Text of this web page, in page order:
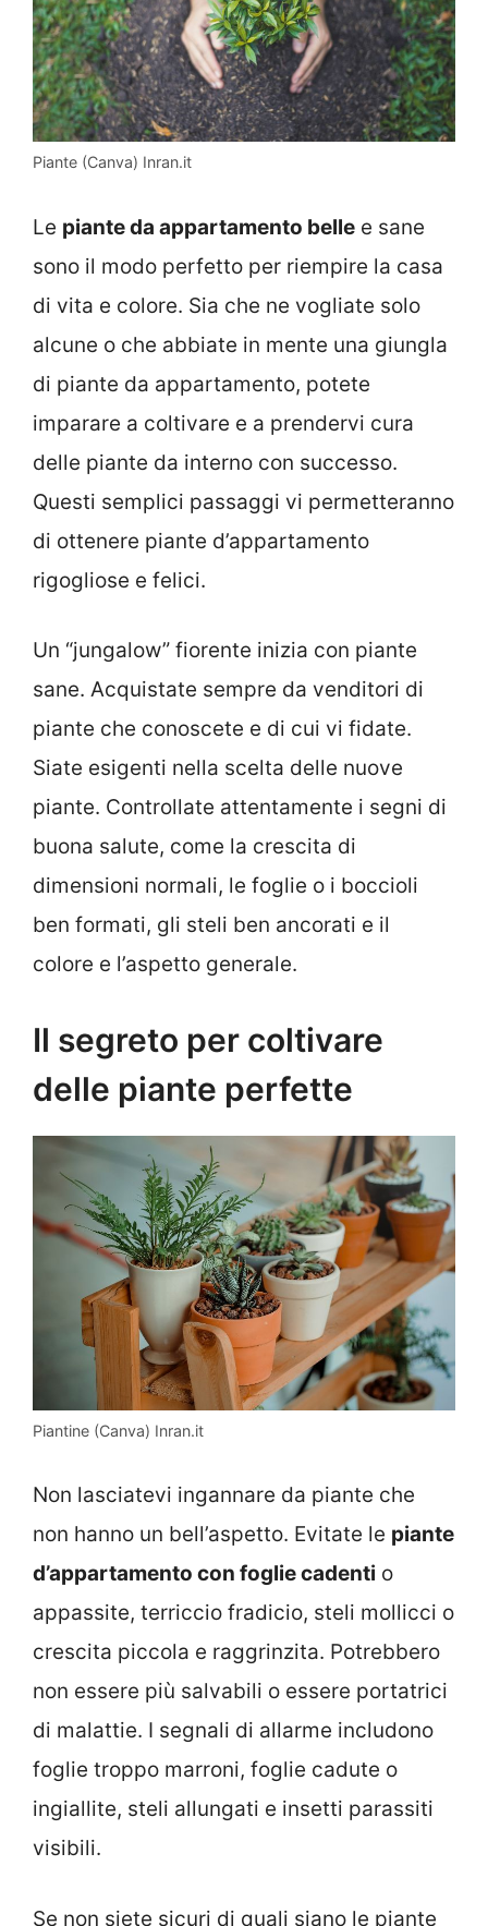
Piante (Canva) Inran.it
Le piante da appartamento belle e sane
sono il modo perfetto per riempire la casa
di vita e colore. Sia che ne vogliate solo
alcune o che abbiate in mente una giungla
di piante da appartamento, potete
imparare a coltivare e a prendervi cura
delle piante da interno con successo.
Questi semplici passaggi vi permetteranno
di ottenere piante d’appartamento
rigogliose e felici.
Un “jungalow” fiorente inizia con piante
sane. Acquistate sempre da venditori di
piante che conoscete e di cui vi fidate.
Siate esigenti nella scelta delle nuove
piante. Controllate attentamente i segni di
buona salute, come la crescita di
dimensioni normali, le foglie o i boccioli
ben formati, gli steli ben ancorati e il
colore e l’aspetto generale.
Il segreto per coltivare
delle piante perfette
Piantine (Canva) Inran.it
Non lasciatevi ingannare da piante che
non hanno un bell’aspetto. Evitate le piante
d’appartamento con foglie cadenti o
appassite, terriccio fradicio, steli mollicci o
crescita piccola e raggrinzita. Potrebbero
non essere più salvabili o essere portatrici
di malattie. I segnali di allarme includono
foglie troppo marroni, foglie cadute o
ingiallite, steli allungati e insetti parassiti
visibili.
Se non siete sicuri di quali siano le piante